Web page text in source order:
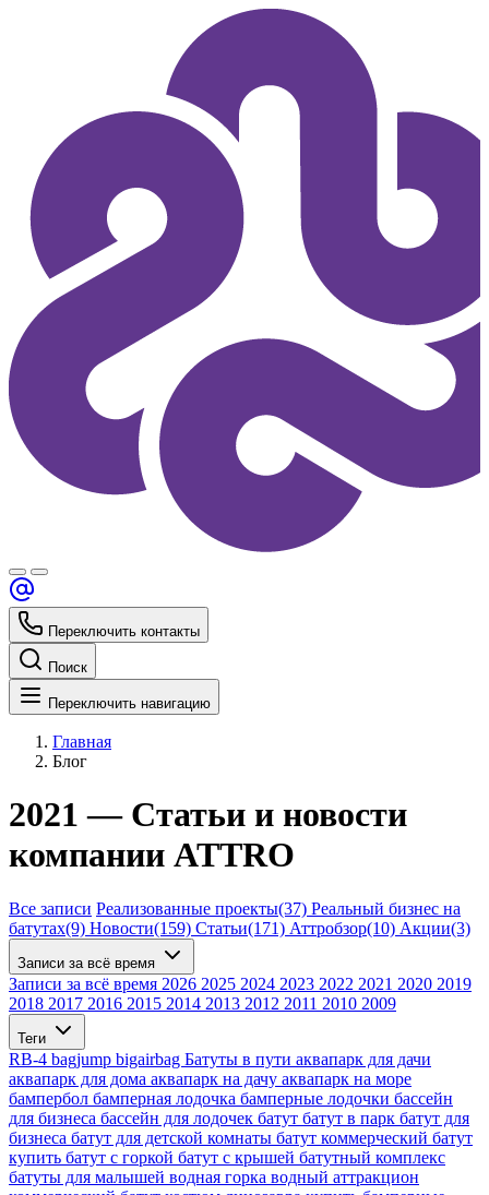
Переключить контакты
Поиск
Переключить навигацию
Главная
Блог
2021 — Статьи и новости
компании ATTRO
Все записи Реализованные проекты(37) Реальный бизнес на
батутах(9) Новости(159) Статьи(171) Аттробзор(10) Акции(3)
Записи за всё время
Записи за всё время 2026 2025 2024 2023 2022 2021 2020 2019
2018 2017 2016 2015 2014 2013 2012 2011 2010 2009
Теги
RB-4 bagjump bigairbag Батуты в пути аквапарк для дачи
аквапарк для дома аквапарк на дачу аквапарк на море
бампербол бамперная лодочка бамперные лодочки бассейн
для бизнеса бассейн для лодочек батут батут в парк батут для
бизнеса батут для детской комнаты батут коммерческий батут
купить батут с горкой батут с крышей батутный комплекс
батуты для малышей водная горка водный аттракцион